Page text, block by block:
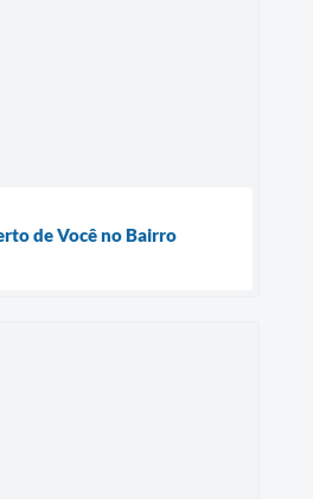
de Você no Bairro